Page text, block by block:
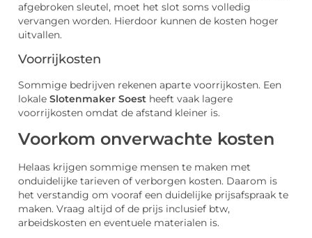
afgebroken sleutel, moet het slot soms volledig
vervangen worden. Hierdoor kunnen de kosten hoger
uitvallen.
Voorrijkosten
Sommige bedrijven rekenen aparte voorrijkosten. Een
lokale Slotenmaker Soest heeft vaak lagere
voorrijkosten omdat de afstand kleiner is.
Voorkom onverwachte kosten
Helaas krijgen sommige mensen te maken met
onduidelijke tarieven of verborgen kosten. Daarom is
het verstandig om vooraf een duidelijke prijsafspraak te
maken. Vraag altijd of de prijs inclusief btw,
arbeidskosten en eventuele materialen is.